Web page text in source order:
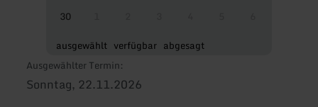
30
ausgewählt verfügbar abgesagt
Ausgewählter Termin:
Sonntag, 22.11.2026